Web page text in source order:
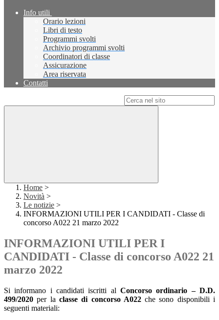
Info utili
Orario lezioni
Libri di testo
Programmi svolti
Archivio programmi svolti
Coordinatori di classe
Assicurazione
Area riservata
Contatti
Home >
Novità >
Le notizie >
INFORMAZIONI UTILI PER I CANDIDATI - Classe di
concorso A022 21 marzo 2022
INFORMAZIONI UTILI PER I
CANDIDATI - Classe di concorso A022 21
marzo 2022
Si informano i candidati iscritti al Concorso ordinario – D.D.
499/2020 per la classe di concorso A022che sono disponibili i
seguenti materiali: